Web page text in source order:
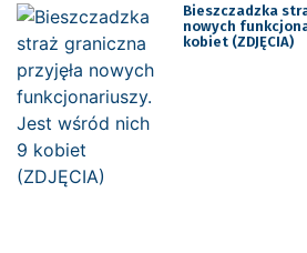
Bieszczadzka
nowych
kobiet (ZDJĘCIA)